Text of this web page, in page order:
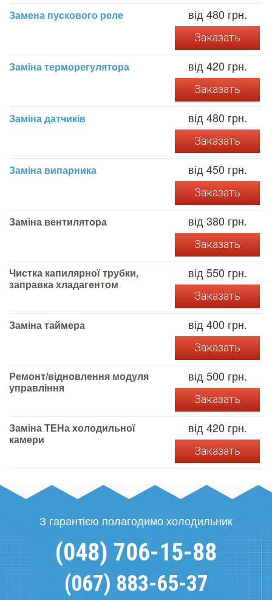
Замена пускового реле від 480 грн.
Заказать
Заміна терморегулятора від 420 грн.
Заказать
Заміна датчиків від 480 грн.
Заказать
Заміна випарника від 450 грн.
Заказать
Заміна вентилятора від 380 грн.
Заказать
Чистка капилярної трубки,
заправка хладагентом
від 550 грн.
Заказать
Заміна таймера від 400 грн.
Заказать
Ремонт/відновлення модуля
управління
від 500 грн.
Заказать
Заміна ТЕНа холодильної
камери
від 420 грн.
Заказать
З гарантією полагодимо холодильник
(048) 706-15-88
(067) 883-65-37